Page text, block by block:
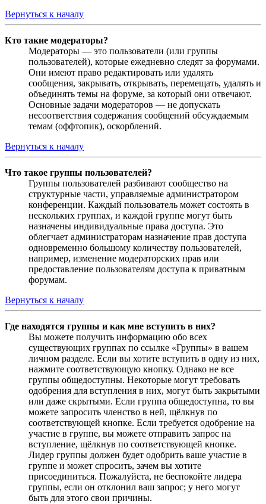
Вернуться к началу
Кто такие модераторы?
Модераторы — это пользователи (или группы
пользователей), которые ежедневно следят за форумами.
Они имеют право редактировать или удалять
сообщения, закрывать, открывать, перемещать, удалять и
объединять темы на форуме, за который они отвечают.
Основные задачи модераторов — не допускать
несоответствия содержания сообщений обсуждаемым
темам (оффтопик), оскорблений.
Вернуться к началу
Что такое группы пользователей?
Группы пользователей разбивают сообщество на
структурные части, управляемые администратором
конференции. Каждый пользователь может состоять в
нескольких группах, и каждой группе могут быть
назначены индивидуальные права доступа. Это
облегчает администраторам назначение прав доступа
одновременно большому количеству пользователей,
например, изменение модераторских прав или
предоставление пользователям доступа к приватным
форумам.
Вернуться к началу
Где находятся группы и как мне вступить в них?
Вы можете получить информацию обо всех
существующих группах по ссылке «Группы» в вашем
личном разделе. Если вы хотите вступить в одну из них,
нажмите соответствующую кнопку. Однако не все
группы общедоступны. Некоторые могут требовать
одобрения для вступления в них, могут быть закрытыми
или даже скрытыми. Если группа общедоступна, то вы
можете запросить членство в ней, щёлкнув по
соответствующей кнопке. Если требуется одобрение на
участие в группе, вы можете отправить запрос на
вступление, щёлкнув по соответствующей кнопке.
Лидер группы должен будет одобрить ваше участие в
группе и может спросить, зачем вы хотите
присоединиться. Пожалуйста, не беспокойте лидера
группы, если он отклонил ваш запрос; у него могут
быть для этого свои причины.